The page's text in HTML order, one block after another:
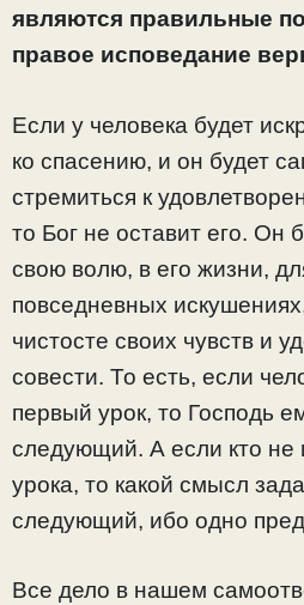
являются правильные
правое исповедание
Если у человека будет
ко спасению, и он будет
стремиться к
то Бог не оставит его. Он
свою волю, в его жизни,
повседневных
чистосте своих чувств и
совести. То есть, если
первый урок, то Господь
следующий. А если кто не
урока, то какой смысл
следующий, ибо одно
Все дело в нашем